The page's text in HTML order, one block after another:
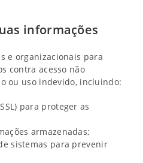
informações
e organizacionais para
contra acesso não
ou uso indevido, incluindo:
para proteger as
armazenadas;
sistemas para prevenir